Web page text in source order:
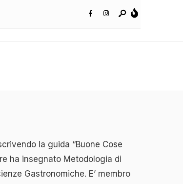
la guida “Buone Cose
ha insegnato Metodologia di
Gastronomiche. E’ membro